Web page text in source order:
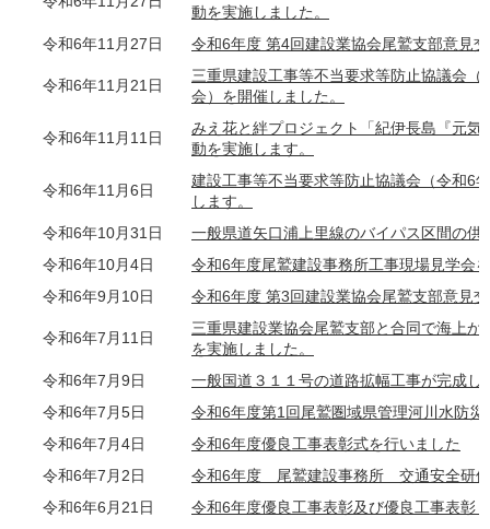
動を実施しました。
令和6年11月27日
令和6年度 第4回建設業協会尾鷲支部意見
令和6年11月21日
三重県建設工事等不当要求等防止協議会
会）を開催しました。
令和6年11月11日
みえ花と絆プロジェクト「紀伊長島『元
動を実施します。
令和6年11月6日
建設工事等不当要求等防止協議会（令和6
します。
令和6年10月31日
一般県道矢口浦上里線のバイパス区間の供
令和6年10月4日
令和6年度尾鷲建設事務所工事現場見学会
令和6年9月10日
令和6年度 第3回建設業協会尾鷲支部意見
令和6年7月11日
三重県建設業協会尾鷲支部と合同で海上
を実施しました。
令和6年7月9日
一般国道３１１号の道路拡幅工事が完成し
令和6年7月5日
令和6年度第1回尾鷲圏域県管理河川水防
令和6年7月4日
令和6年度優良工事表彰式を行いました
令和6年7月2日
令和6年度 尾鷲建設事務所 交通安全研修
令和6年6月21日
令和6年度優良工事表彰及び優良工事表彰